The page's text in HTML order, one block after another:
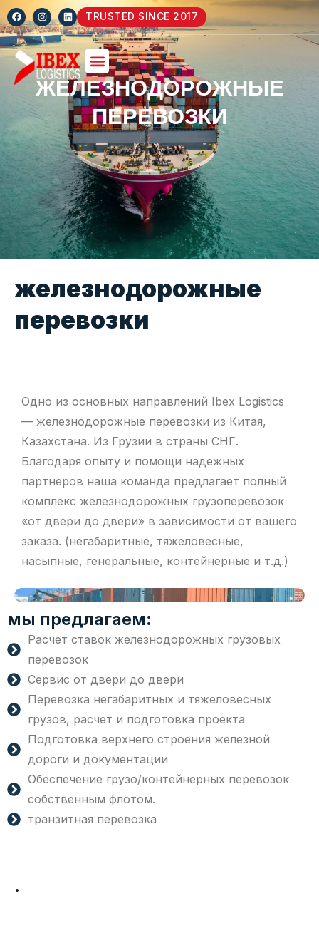
TRUSTED SINCE 2017
ЖЕЛЕЗНОДОРОЖНЫЕ
ПЕРЕВОЗКИ
железнодорожные
перевозки
Одно из основных направлений Ibex Logistics
— железнодорожные перевозки из Китая,
Казахстана. Из Грузии в страны СНГ.
Благодаря опыту и помощи надежных
партнеров наша команда предлагает полный
комплекс железнодорожных грузоперевозок
«от двери до двери» в зависимости от вашего
заказа. (негабаритные, тяжеловесные,
насыпные, генеральные, контейнерные и т.д.)
мы предлагаем:
Расчет ставок железнодорожных грузовых
перевозок
Сервис от двери до двери
Перевозка негабаритных и тяжеловесных
грузов, расчет и подготовка проекта
Подготовка верхнего строения железной
дороги и документации
Обеспечение грузо/контейнерных перевозок
собственным флотом.
транзитная перевозка
.